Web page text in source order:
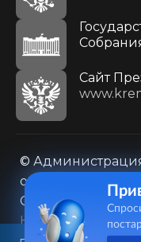
Cайт
©
образования
Саратов»
Контакты
Карта